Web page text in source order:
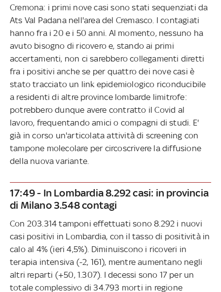
Cremona: i primi nove casi sono stati sequenziati da
Ats Val Padana nell'area del Cremasco. I contagiati
hanno fra i 20 e i 50 anni. Al momento, nessuno ha
avuto bisogno di ricovero e, stando ai primi
accertamenti, non ci sarebbero collegamenti diretti
fra i positivi anche se per quattro dei nove casi è
stato tracciato un link epidemiologico riconducibile
a residenti di altre province lombarde limitrofe:
potrebbero dunque avere contratto il Covid al
lavoro, frequentando amici o compagni di studi. E'
già in corso un'articolata attività di screening con
tampone molecolare per circoscrivere la diffusione
della nuova variante.
17:49 - In Lombardia 8.292 casi: in provincia
di Milano 3.548 contagi
Con 203.314 tamponi effettuati sono 8.292 i nuovi
casi positivi in Lombardia, con il tasso di positività in
calo al 4% (ieri 4,5%). Diminuiscono i ricoveri in
terapia intensiva (-2, 161), mentre aumentano negli
altri reparti (+50, 1.307). I decessi sono 17 per un
totale complessivo di 34.793 morti in regione